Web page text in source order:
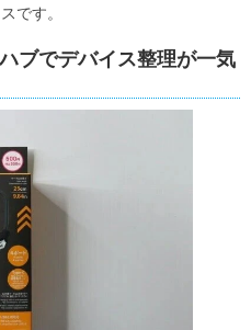
です。
ブでデバイス整理が一気